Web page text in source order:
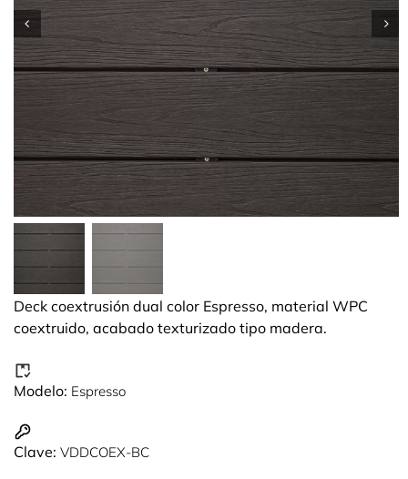
Deck coextrusión dual color Espresso, material WPC
coextruido, acabado texturizado tipo madera.
Modelo: Espresso
Clave: VDDCOEX-BC